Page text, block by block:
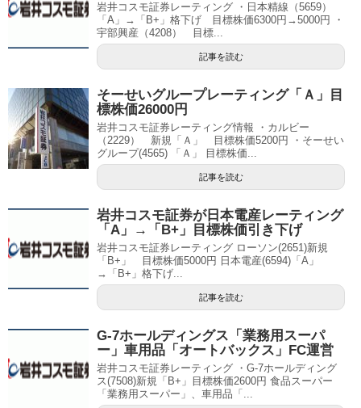
岩井コスモ証券レーティング ・日本精線（5659）
「A」→「B+」格下げ 目標株価6300円→5000円 ・
宇部興産（4208） 目標...
記事を読む
そーせいグループレーティング「Ａ」目
標株価26000円
岩井コスモ証券レーティング情報 ・カルビー
（2229） 新規「Ａ」 目標株価5200円 ・そーせい
グループ(4565) 「Ａ」 目標株価...
記事を読む
岩井コスモ証券が日本電産レーティング
「A」→「B+」目標株価引き下げ
岩井コスモ証券レーティング ローソン(2651)新規
「B+」 目標株価5000円 日本電産(6594)「A」
→「B+」格下げ...
記事を読む
G-7ホールディングス「業務用スーパ
ー」車用品「オートバックス」FC運営
岩井コスモ証券レーティング ・G-7ホールディング
ス(7508)新規「B+」目標株価2600円 食品スーパー
「業務用スーパー」、車用品「...